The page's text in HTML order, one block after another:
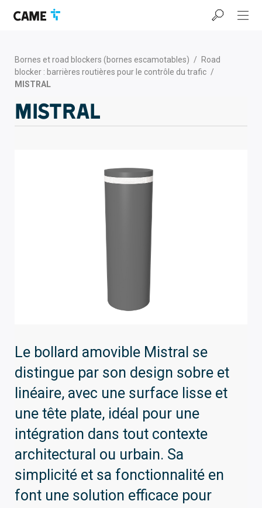
navigation
page
Bornes et road blockers (bornes escamotables) /
Road
blocker : barrières routières pour le contrôle du trafic /
MISTRAL
MISTRAL
Le bollard amovible Mistral se
distingue par son design sobre et
linéaire, avec une surface lisse et
une tête plate, idéal pour une
intégration dans tout contexte
architectural ou urbain. Sa
simplicité et sa fonctionnalité en
font une solution efficace pour